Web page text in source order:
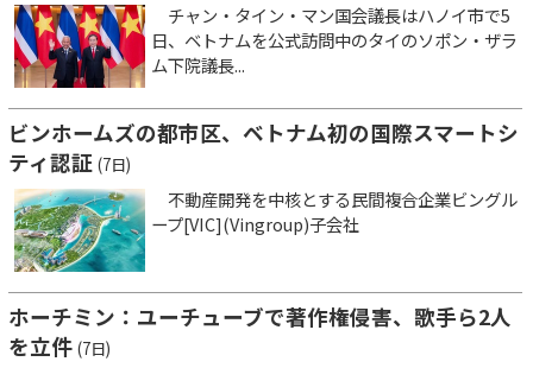
チャン・タイン・マン国会議長はハノイ市で5
日、ベトナムを公式訪問中のタイのソポン・ザラ
ム下院議長...
ビンホームズの都市区、ベトナム初の国際スマートシ
ティ認証 (7日)
不動産開発を中核とする民間複合企業ビングル
ープ[VIC](Vingroup)子会社
ホーチミン：ユーチューブで著作権侵害、歌手ら2人
を立件 (7日)